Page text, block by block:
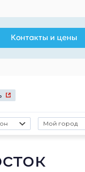
Мой город